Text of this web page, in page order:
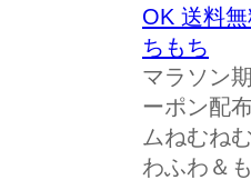
OK 送料
ちもち
マラソン
ーポン配
ムねむね
わふわ＆